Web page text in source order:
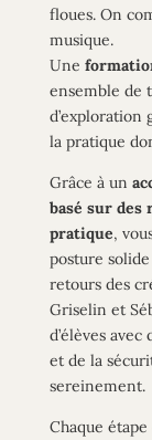
floues. On
musique.
Une
ensemble de
d’exploration
la pratique
Grâce à un
basé sur des
pratique,
posture
retours des
Griselin et
d’élèves
et de la
sereinement.
Chaque